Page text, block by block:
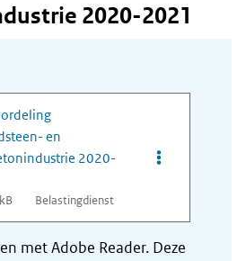
2020-2021
en
2020-
Belastingdienst
Opties van
met Adobe Reader. Deze